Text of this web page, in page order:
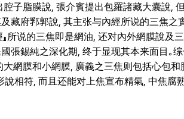
子脂膜說, 張介賓提出包羅諸藏大囊說,
藏府郛郭說, 其主张与內經所说的三焦之
所说的三焦即是網油, 还对內外網膜說及
張錫純之深化期, 终于显现其本来面目｡
網膜和小網膜, 廣義之三焦则包括心包
說相符, 而且还能对上焦宣布精氣, 中焦腐